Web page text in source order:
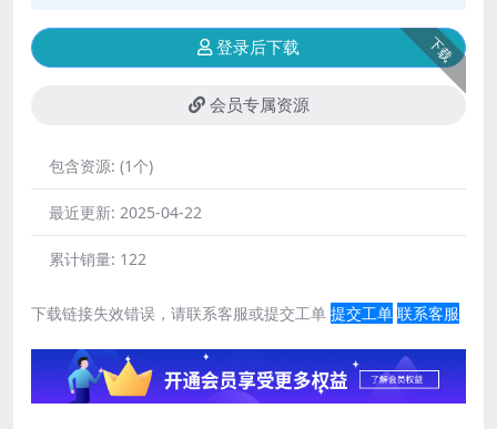
下载
登录后下载
会员专属资源
包含资源: (1个)
最近更新: 2025-04-22
累计销量: 122
下载链接失效错误，请联系客服或提交工单 提交工单 联系客服